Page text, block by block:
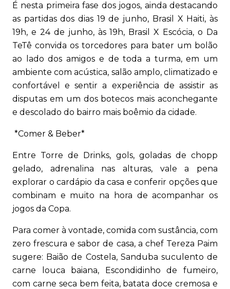
É nesta primeira fase dos jogos, ainda destacando
as partidas dos dias 19 de junho, Brasil X Haiti, às
19h, e 24 de junho, às 19h, Brasil X Escócia, o Da
TeTê convida os torcedores para bater um bolão
ao lado dos amigos e de toda a turma, em um
ambiente com acústica, salão amplo, climatizado e
confortável e sentir a experiência de assistir as
disputas em um dos botecos mais aconchegante
e descolado do bairro mais boêmio da cidade.
*Comer & Beber*
Entre Torre de Drinks, gols, goladas de chopp
gelado, adrenalina nas alturas, vale a pena
explorar o cardápio da casa e conferir opções que
combinam e muito na hora de acompanhar os
jogos da Copa.
Para comer à vontade, comida com sustância, com
zero frescura e sabor de casa, a chef Tereza Paim
sugere: Baião de Costela, Sanduba suculento de
carne louca baiana, Escondidinho de fumeiro,
com carne seca bem feita, batata doce cremosa e